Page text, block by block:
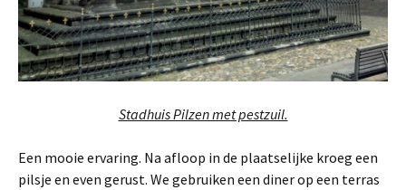
Stadhuis Pilzen met pestzuil.
Een mooie ervaring. Na afloop in de plaatselijke kroeg een
pilsje en even gerust. We gebruiken een diner op een terras